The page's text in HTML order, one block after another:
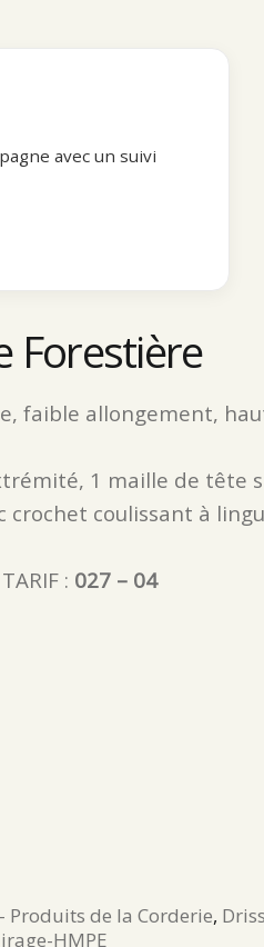
avec un suivi
Forestière
faible allongement,
1 maille de tête
crochet coulissant à
: 027 – 04
Produits de la Corderie,
HMPE